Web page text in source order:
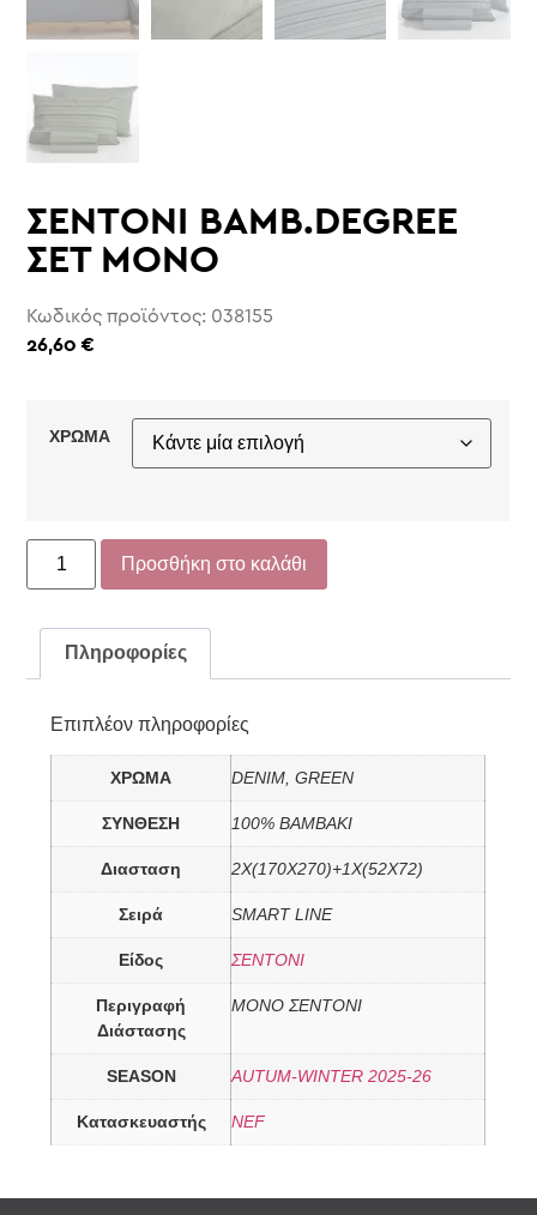
ΣΕΝΤΟΝΙ ΒΑΜΒ.DEGREE
ΣΕΤ ΜΟΝΟ
Κωδικός προϊόντος: 038155
26,60€
ΧΡΩΜΑ
Προσθήκη στο καλάθι
Πληροφορίες
Επιπλέον πληροφορίες
ΧΡΩΜΑ DENIM, GREEN
ΣΥΝΘΕΣΗ 100% ΒΑΜΒΑΚΙ
Διασταση 2X(170X270)+1X(52X72)
Σειρά SMART LINE
Είδος ΣΕΝΤΟΝΙ
Περιγραφή
Διάστασης
ΜΟΝΟ ΣΕΝΤΟΝΙ
SEASON AUTUM-WINTER 2025-26
Κατασκευαστής NEF